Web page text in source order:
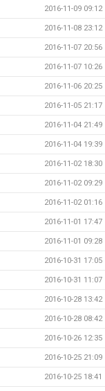
2016-11-09 09:12
2016-11-08 23:12
2016-11-07 20:56
2016-11-07 10:26
2016-11-06 20:25
2016-11-05 21:17
2016-11-04 21:49
2016-11-04 19:39
2016-11-02 18:30
2016-11-02 09:29
2016-11-02 01:16
2016-11-01 17:47
2016-11-01 09:28
2016-10-31 17:05
2016-10-31 11:07
2016-10-28 13:42
2016-10-28 08:42
2016-10-26 12:35
2016-10-25 21:09
2016-10-25 18:41